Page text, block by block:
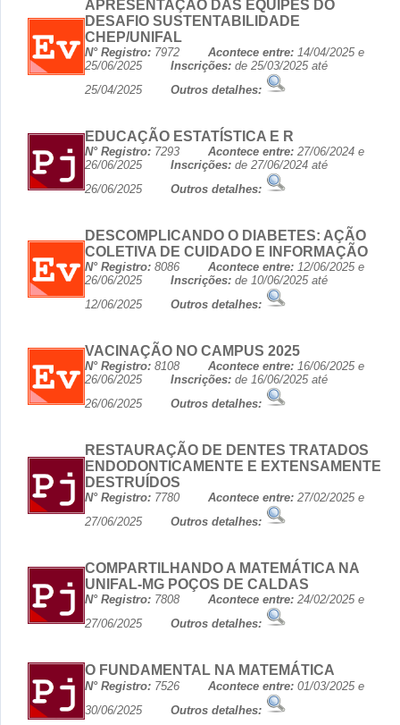
APRESENTAÇÃO DAS EQUIPES DO
DESAFIO SUSTENTABILIDADE
CHEP/UNIFAL
N° Registro: 7972 Acontece entre: 14/04/2025 e
25/06/2025 Inscrições: de 25/03/2025 até
25/04/2025 Outros detalhes:
EDUCAÇÃO ESTATÍSTICA E R
N° Registro: 7293 Acontece entre: 27/06/2024 e
26/06/2025 Inscrições: de 27/06/2024 até
26/06/2025 Outros detalhes:
DESCOMPLICANDO O DIABETES: AÇÃO
COLETIVA DE CUIDADO E INFORMAÇÃO
N° Registro: 8086 Acontece entre: 12/06/2025 e
26/06/2025 Inscrições: de 10/06/2025 até
12/06/2025 Outros detalhes:
VACINAÇÃO NO CAMPUS 2025
N° Registro: 8108 Acontece entre: 16/06/2025 e
26/06/2025 Inscrições: de 16/06/2025 até
26/06/2025 Outros detalhes:
RESTAURAÇÃO DE DENTES TRATADOS
ENDODONTICAMENTE E EXTENSAMENTE
DESTRUÍDOS
N° Registro: 7780 Acontece entre: 27/02/2025 e
27/06/2025 Outros detalhes:
COMPARTILHANDO A MATEMÁTICA NA
UNIFAL-MG POÇOS DE CALDAS
N° Registro: 7808 Acontece entre: 24/02/2025 e
27/06/2025 Outros detalhes:
O FUNDAMENTAL NA MATEMÁTICA
N° Registro: 7526 Acontece entre: 01/03/2025 e
30/06/2025 Outros detalhes: